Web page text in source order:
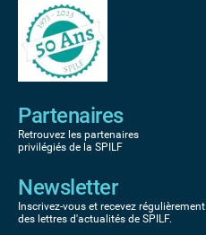
Partenaires
Retrouvez les partenaires
privilégiés de la SPILF
Newsletter
Inscrivez-vous et recevez régulièrement
des lettres d'actualités de SPILF.